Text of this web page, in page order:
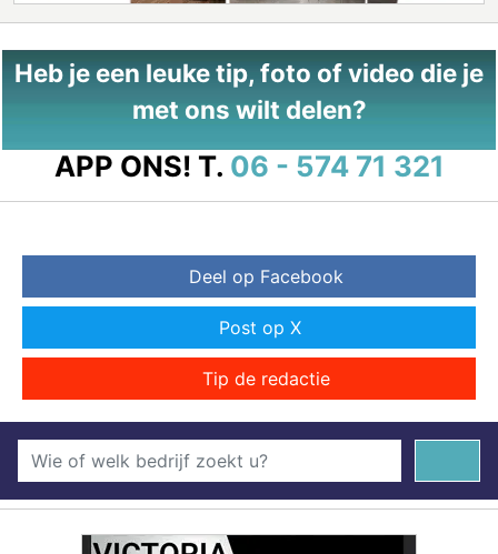
Heb je een leuke tip, foto of video die je
met ons wilt delen?
APP ONS! T. 06 - 574 71 321
Deel op Facebook
Post op X
Tip de redactie